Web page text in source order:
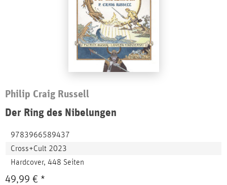
Philip Craig Russell
Der Ring des Nibelungen
9783966589437
Cross+Cult 2023
Hardcover, 448 Seiten
49,99 € *